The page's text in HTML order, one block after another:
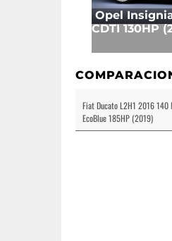
Opel
CDTI 130HP
Fiat Ducato L2H1 2016 140
EcoBlue 185HP (2019)